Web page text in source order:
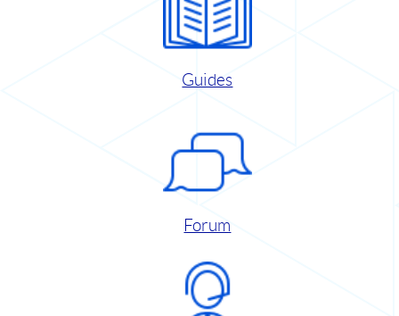
Guides
Forum